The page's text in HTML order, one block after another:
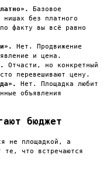
Базовое
без платного
факту вы всё равно
Нет. Продвижение
и цена.
Отчасти, но конкретный
перевешивают цену.
Нет. Площадка любит
объявления
бюджет
не площадкой, а
те, что встречаются